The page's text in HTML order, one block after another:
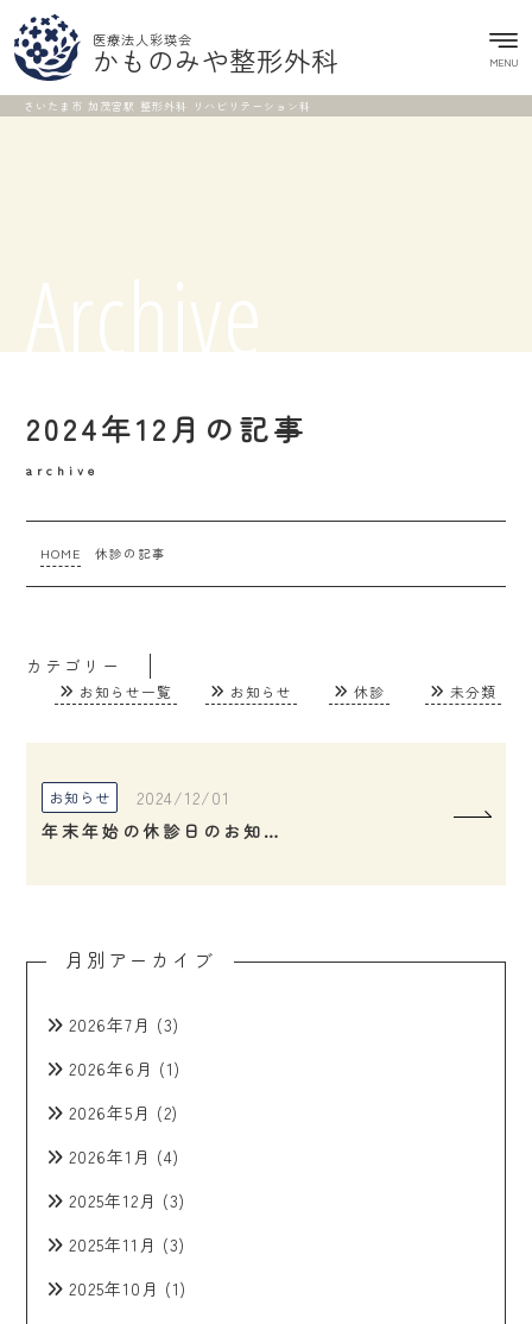
さいたま市 加茂宮駅 整形外科 リハビリテーション科
医療法人彩瑛会
かものみや整形外科 MENU
Archive
2024年12月の記事
archive
HOME 休診の記事
カテゴリー
お知らせ一覧 お知らせ 休診 未分類
お知らせ
2024/12/01
年末年始の休診日のお知らせ
月別アーカイブ
2026年7月 (3)
2026年6月 (1)
2026年5月 (2)
2026年1月 (4)
2025年12月 (3)
2025年11月 (3)
2025年10月 (1)